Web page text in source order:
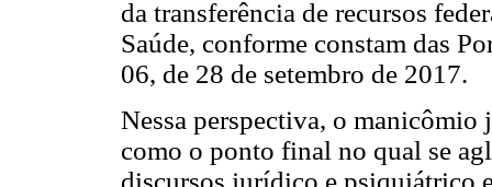
da transferência de recursos
Saúde, conforme constam das
06, de 28 de setembro de 2017.
Nessa perspectiva, o
como o ponto final no qual se
discursos jurídico e psiquiátrico